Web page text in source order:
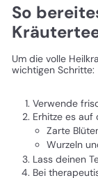
So
Um die volle
wichtigen Schritte:
Verwende
Erhitze es auf
Zarte
Wurzeln
Lass deinen
Bei